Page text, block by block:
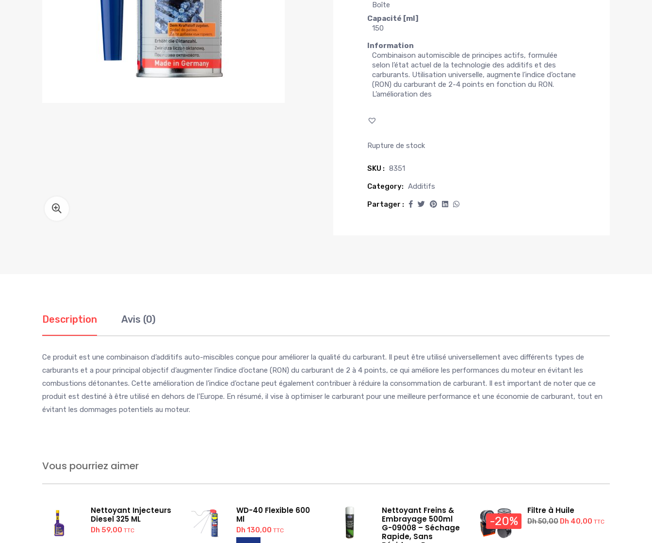
Boîte
Capacité [ml]
150
Information
Combinaison automiscible de principes actifs, formulée
selon l’état actuel de la technologie des additifs et des
carburants. Utilisation universelle, augmente l’indice d’octane
(RON) du carburant de 2-4 points en fonction du RON.
L’amélioration des
Rupture de stock
SKU : 8351
Category: Additifs
Partager :
Description Avis (0)
Ce produit est une combinaison d’additifs auto-miscibles conçue pour améliorer la qualité du carburant. Il peut être utilisé universellement avec différents types de
carburants et a pour principal objectif d’augmenter l’indice d’octane (RON) du carburant de 2 à 4 points, ce qui améliore les performances du moteur en évitant les
combustions détonantes. Cette amélioration de l’indice d’octane peut également contribuer à réduire la consommation de carburant. Il est important de noter que ce
produit est destiné à être utilisé en dehors de l’Europe. En résumé, il vise à optimiser le carburant pour une meilleure performance et une économie de carburant, tout en
évitant les dommages potentiels au moteur.
Vous pourriez aimer
Nettoyant Injecteurs
Diesel 325 ML
Dh 59,00 TTC
WD-40 Flexible 600
Ml
Dh 130,00 TTC
Nettoyant Freins &
Embrayage 500ml
G-09008 – Séchage
Rapide, Sans
-20%
Filtre à Huile
Dh50,00 Le
Dh 40,00 Le
TTC